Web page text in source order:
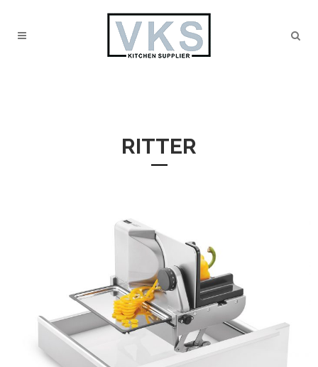
RITTER